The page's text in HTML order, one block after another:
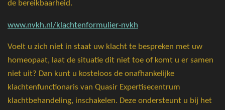
de bereikbaarheid.
www.nvkh.nl/klachtenformulier-nvkh
Voelt u zich niet in staat uw klacht te bespreken met uw
homeopaat, laat de situatie dit niet toe of komt u er samen
niet uit? Dan kunt u kosteloos de onafhankelijke
klachtenfunctionaris van Quasir Expertisecentrum
klachtbehandeling, inschakelen. Deze ondersteunt u bij het